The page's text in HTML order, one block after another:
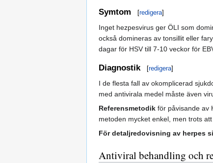
Symtom [redigera]
Inget hezpesvirus ger ÖLI som
också domineras av tonsillit eller
dagar för HSV till 7-10 veckor för
Diagnostik [redigera]
I de flesta fall av okomplicerad
med antivirala medel måste även
Referensmetodik för påvisande av
metoden mycket enkel, men trots
För detaljredovisning av herpes
Antiviral behandling och